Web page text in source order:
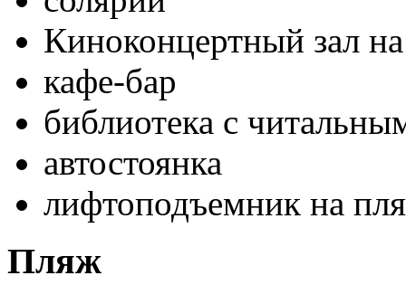
Киноконцертный зал
кафе-бар
библиотека с
автостоянка
лифтоподъемник на
Пляж